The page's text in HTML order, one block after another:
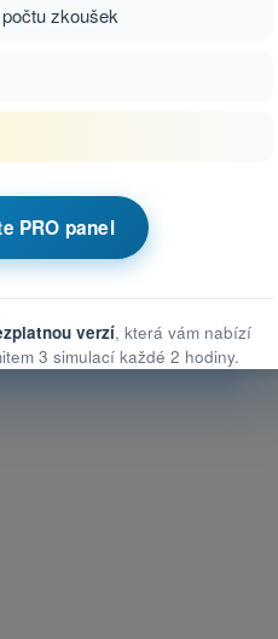
kategorie UAS
zkoušek
PRO panel
verzí, která vám nabízí
3 simulací každé 2 hodiny.